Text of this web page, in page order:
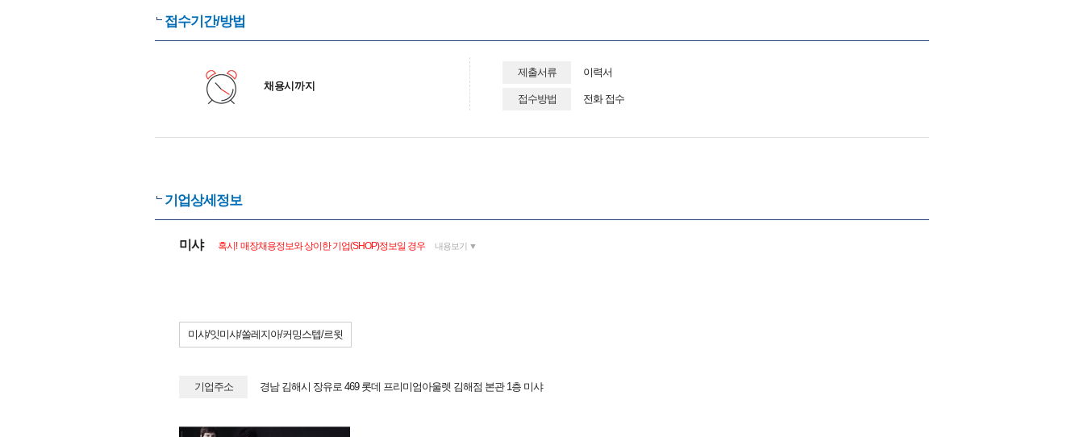
접수기간/방법
채용시까지
제출서류 이력서
접수방법 전화 접수
기업상세정보
미샤 혹시! 매장채용정보와 상이한 기업(SHOP)정보일 경우 내용보기 ▼
미샤/잇미샤/쏠레지아/커밍스텝/르윗
기업주소 경남 김해시 장유로 469 롯데 프리미엄아울렛 김해점 본관 1층 미샤